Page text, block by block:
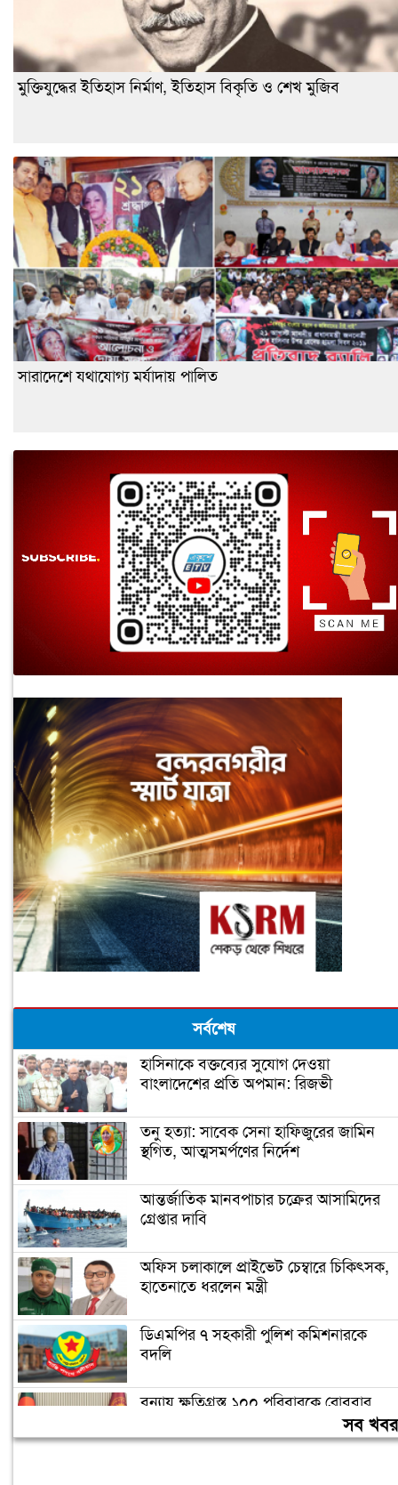
মুক্তিযুদ্ধের ইতিহাস নির্মাণ, ইতিহাস বিকৃতি ও শেখ মুজিব
সারাদেশে যথাযোগ্য মর্যাদায় পালিত
সর্বশেষ
হাসিনাকে বক্তব্যের সুযোগ দেওয়া
বাংলাদেশের প্রতি অপমান: রিজভী
তনু হত্যা: সাবেক সেনা হাফিজুরের জামিন
স্থগিত, আত্মসমর্পণের নির্দেশ
আন্তর্জাতিক মানবপাচার চক্রের আসামিদের
গ্রেপ্তার দাবি
অফিস চলাকালে প্রাইভেট চেম্বারে চিকিৎসক,
হাতেনাতে ধরলেন মন্ত্রী
ডিএমপির ৭ সহকারী পুলিশ কমিশনারকে
বদলি
বন্যায় ক্ষতিগ্রস্ত ১০০ পরিবারকে রোববার
সব